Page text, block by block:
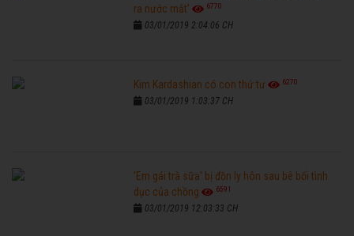
ra nước mắt'
6770
03/01/2019 2:04:06 CH
Kim Kardashian có con thứ tư 6270
03/01/2019 1:03:37 CH
'Em gái trà sữa' bị đồn ly hôn sau bê bối tình
dục của chồng
6591
03/01/2019 12:03:33 CH